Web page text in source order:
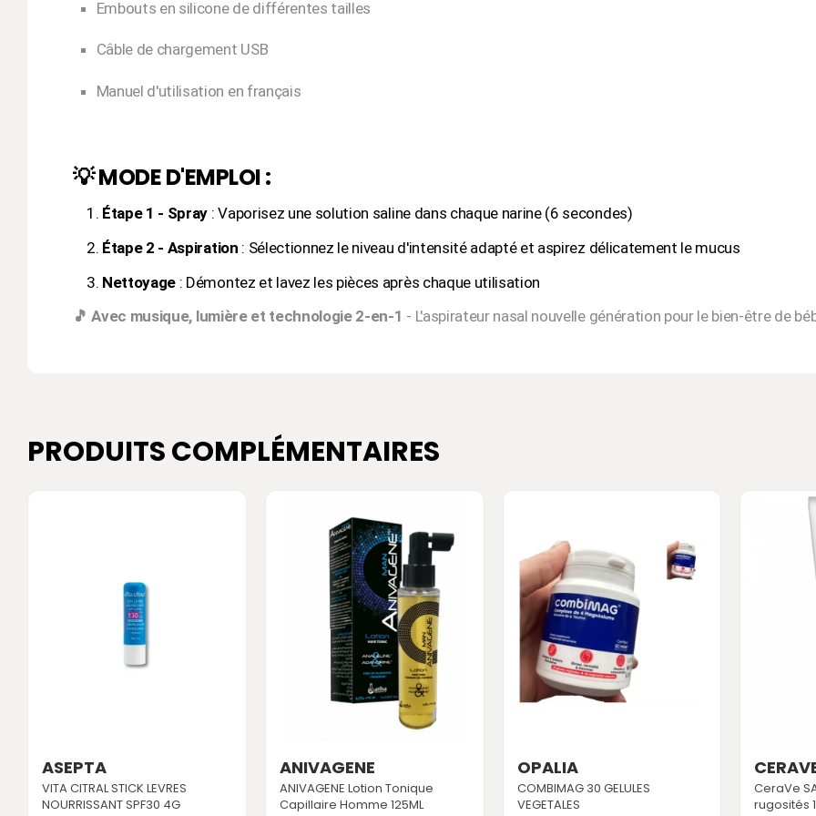
Embouts en silicone de différentes tailles
Câble de chargement USB
Manuel d'utilisation en français
💡 MODE D'EMPLOI :
Étape 1 - Spray : Vaporisez une solution saline dans chaque narine (6 secondes)
Étape 2 - Aspiration : Sélectionnez le niveau d'intensité adapté et aspirez délicatement le mucus
Nettoyage : Démontez et lavez les pièces après chaque utilisation
🎵 Avec musique, lumière et technologie 2-en-1 - L'aspirateur nasal nouvelle génération pour le bien-être de
PRODUITS COMPLÉMENTAIRES
ASEPTA
VITA CITRAL STICK LEVRES
NOURRISSANT SPF30 4G
ANIVAGENE
ANIVAGENE Lotion Tonique
Capillaire Homme 125ML
OPALIA
COMBIMAG 30 GELULES
VEGETALES
CeraVe
rugosités